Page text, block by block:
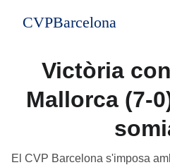
CVPBarcelona
Victòria
Mallorca (7-
El CVP Barcelona s'imposa